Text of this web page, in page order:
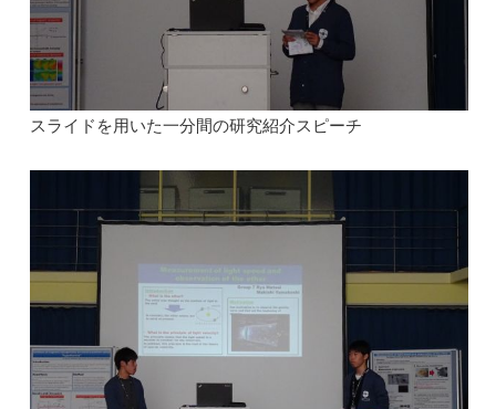
スライドを用いた一分間の研究紹介スピーチ